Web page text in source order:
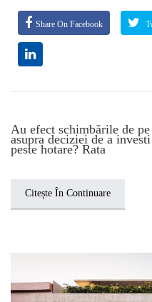
Share On Facebook
Au efect schimbările de
asupra deciziei de a
peste hotare? Rata
Citește În Continuare